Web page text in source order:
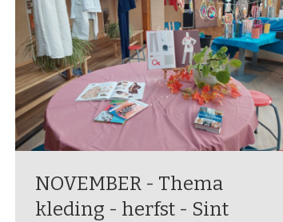
NOVEMBER - Thema
kleding - herfst - Sint